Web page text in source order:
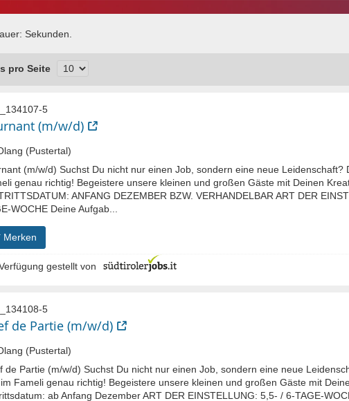
Sekunden.
pro Seite
5
(m/w/d)
(Pustertal)
(m/w/d) Suchst Du nicht nur einen Job, sondern eine neue Leidenschaft?
genau richtig! Begeistere unsere kleinen und großen Gäste mit Deinen
ANFANG DEZEMBER BZW. VERHANDELBAR ART DER
WOCHE Deine Aufgab...
Merken
gestellt von
5
de Partie (m/w/d)
(Pustertal)
de Partie (m/w/d) Suchst Du nicht nur einen Job, sondern eine neue
Fameli genau richtig! Begeistere unsere kleinen und großen Gäste mit
ab Anfang Dezember ART DER EINSTELLUNG: 5,5- / 6-TAGE-